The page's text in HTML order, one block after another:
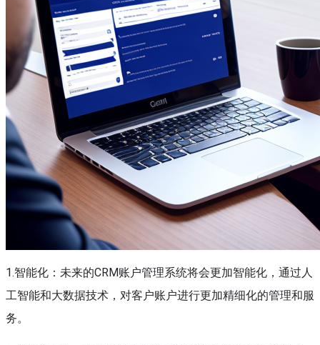
1.智能化：未来的CRM账户管理系统将会更加智能化，通过人
工智能和大数据技术，对客户账户进行更加精细化的管理和服
务。